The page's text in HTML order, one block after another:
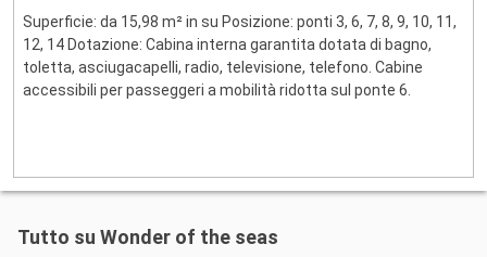
Superficie: da 15,98 m² in su Posizione: ponti 3, 6, 7, 8, 9, 10, 11,
12, 14 Dotazione: Cabina interna garantita dotata di bagno,
toletta, asciugacapelli, radio, televisione, telefono. Cabine
accessibili per passeggeri a mobilità ridotta sul ponte 6.
Tutto su Wonder of the seas